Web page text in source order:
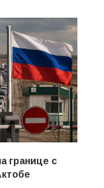
границе с